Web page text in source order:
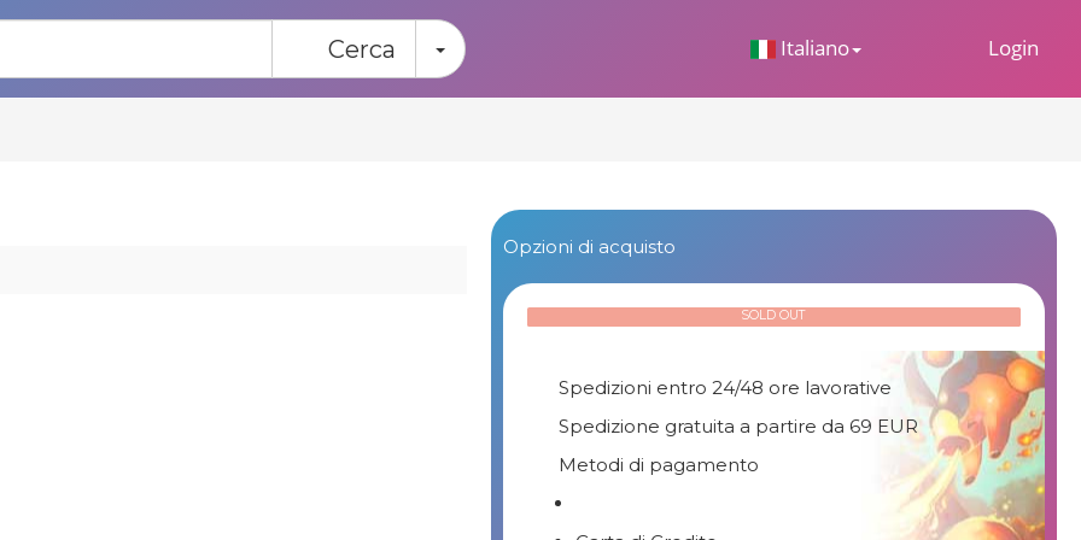
Italiano Login
Cerca Toggle Dropdown
Opzioni di acquisto
Spedizioni entro 24/48 ore lavorative
Spedizione gratuita a partire da 69 EUR
Metodi di pagamento
SOLD OUT